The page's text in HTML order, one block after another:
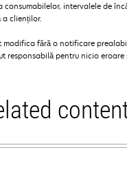
consumabilelor, intervalele de
clienților.
modifica fără o notificare
responsabilă pentru nicio eroare